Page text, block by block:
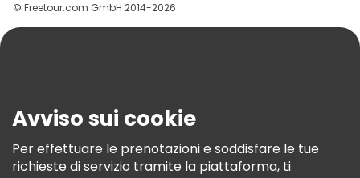
Aiuto
Termini E Condizioni
Informativa Sui Cookie
Freetour Premi
© Freetour.com GmbH 2014-2026
Avviso sui cookie
Per effettuare le prenotazioni e soddisfare le tue
richieste di servizio tramite la piattaforma, ti